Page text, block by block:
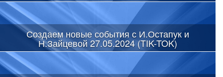
Создаем новые события с И.Остапук и
Н.Зайцевой 27.05.2024 (TIK-TOK)